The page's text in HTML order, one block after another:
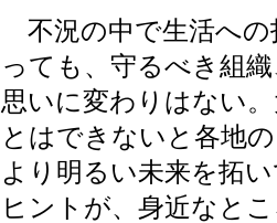
不況の中で生活への
っても、守るべき組
思いに変わりはない
とはできないと各地
より明るい未来を拓
ヒントが、身近なと